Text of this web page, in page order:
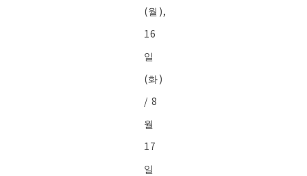
(월),
16
일
(화)
/ 8
월
17
일